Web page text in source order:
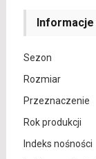
Informacje
Sezon
Rozmiar
Przeznaczenie
Rok produkcji
Indeks nośności